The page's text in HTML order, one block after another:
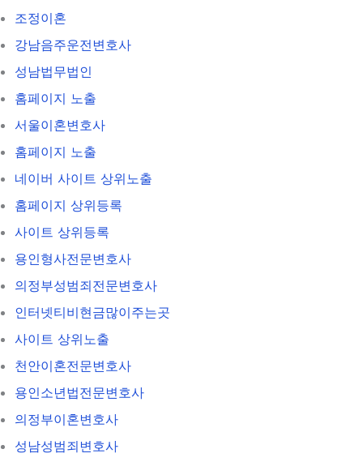
조정이혼
강남음주운전변호사
성남법무법인
홈페이지 노출
서울이혼변호사
홈페이지 노출
네이버 사이트 상위노출
홈페이지 상위등록
사이트 상위등록
용인형사전문변호사
의정부성범죄전문변호사
인터넷티비현금많이주는곳
사이트 상위노출
천안이혼전문변호사
용인소년법전문변호사
의정부이혼변호사
성남성범죄변호사